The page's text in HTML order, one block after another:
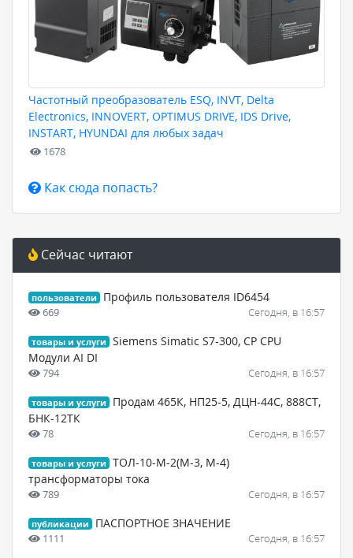
Частотный преобразователь ESQ, INVT, Delta
Electronics, INNOVERT, OPTIMUS DRIVE, IDS Drive,
INSTART, HYUNDAI для любых задач
1678
Как сюда попасть?
Сейчас читают
пользователи Профиль пользователя ID6454
669 Сегодня, в 16:57
товары и услуги
Siemens Simatic S7-300, CP CPU
Модули AI DI
794 Сегодня, в 16:57
товары и услуги
Продам 465К, НП25-5, ДЦН-44С, 888СТ,
БНК-12ТК
78 Сегодня, в 16:57
товары и услуги
ТОЛ-10-М-2(М-3, М-4)
трансформаторы тока
789 Сегодня, в 16:57
публикации ПАСПОРТНОЕ ЗНАЧЕНИЕ
1111 Сегодня, в 16:57